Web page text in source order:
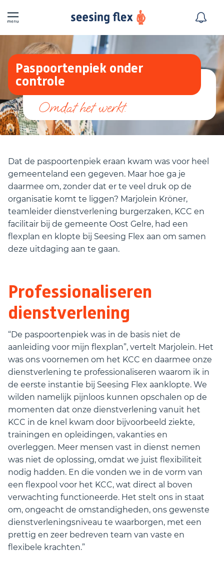
Paspoortenpiek onder
controle
Dat de paspoortenpiek eraan kwam was voor heel
gemeenteland een gegeven. Maar hoe ga je
daarmee om, zonder dat er te veel druk op de
organisatie komt te liggen? Marjolein Kröner,
teamleider dienstverlening burgerzaken, KCC en
facilitair bij de gemeente Oost Gelre, had een
flexplan en klopte bij Seesing Flex aan om samen
deze uitdaging aan te gaan.
Professionaliseren
dienstverlening
“De paspoortenpiek was in de basis niet de
aanleiding voor mijn flexplan”, vertelt Marjolein. Het
was ons voornemen om het KCC en daarmee onze
dienstverlening te professionaliseren waarom ik in
de eerste instantie bij Seesing Flex aanklopte. We
wilden namelijk pijnloos kunnen opschalen op de
momenten dat onze dienstverlening vanuit het
KCC in de knel kwam door bijvoorbeeld ziekte,
trainingen en opleidingen, vakanties en
overleggen. Meer mensen vast in dienst nemen
was niet de oplossing, omdat we juist flexibiliteit
nodig hadden. En die vonden we in de vorm van
een flexpool voor het KCC, wat direct al boven
verwachting functioneerde. Het stelt ons in staat
om, ongeacht de omstandigheden, ons gewenste
dienstverleningsniveau te waarborgen, met een
prettig en zeer bedreven team van vaste en
flexibele krachten.”